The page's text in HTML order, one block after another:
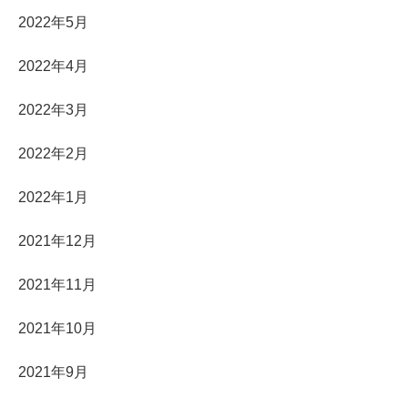
2022年5月
2022年4月
2022年3月
2022年2月
2022年1月
2021年12月
2021年11月
2021年10月
2021年9月